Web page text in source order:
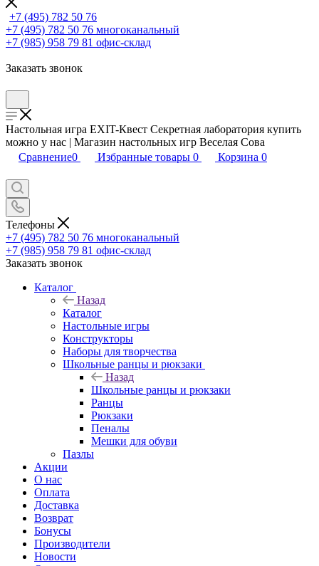
+7 (495) 782 50 76
+7 (495) 782 50 76 многоканальный
+7 (985) 958 79 81 офис-склад
Заказать звонок
Настольная игра EXIT-Квест Секретная лаборатория купить
можно у нас | Магазин настольных игр Веселая Сова
Сравнение0 Избранные товары 0 Корзина 0
Телефоны
+7 (495) 782 50 76 многоканальный
+7 (985) 958 79 81 офис-склад
Заказать звонок
Каталог
Назад
Каталог
Настольные игры
Конструкторы
Наборы для творчества
Школьные ранцы и рюкзаки
Назад
Школьные ранцы и рюкзаки
Ранцы
Рюкзаки
Пеналы
Мешки для обуви
Пазлы
Акции
О нас
Оплата
Доставка
Возврат
Бонусы
Производители
Новости